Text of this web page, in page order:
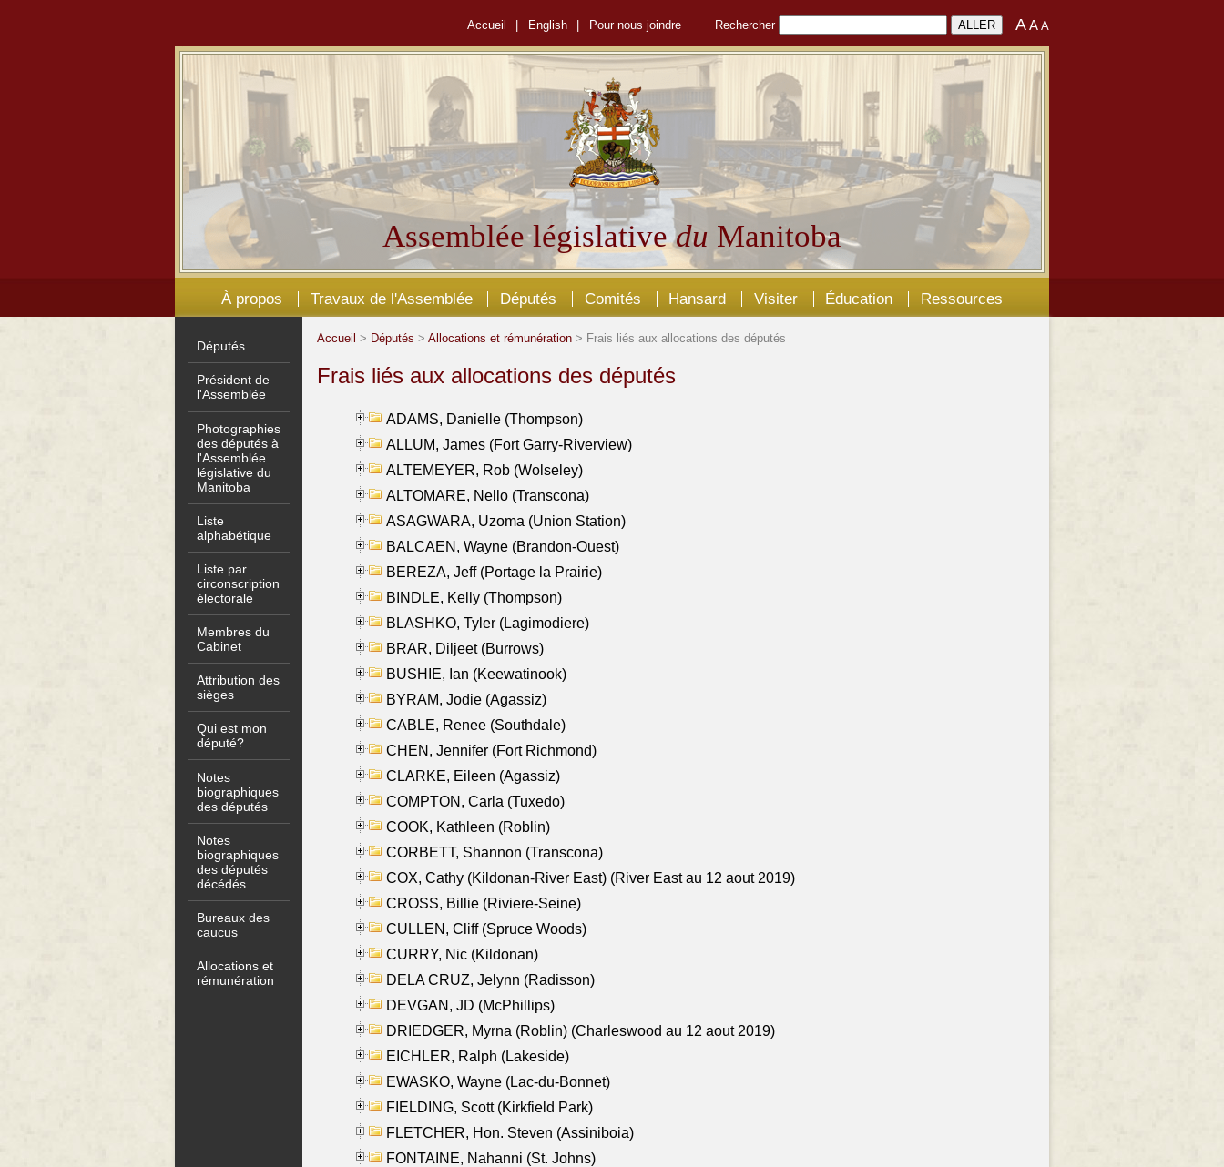
Accueil English Pour nous joindre Rechercher AA A
Assemblée législativedu Manitoba
À propos Travaux de l'Assemblée Députés Comités Hansard Visiter Éducation Ressources
Députés
Président de
l'Assemblée
Photographies
des députés à
l'Assemblée
législative du
Manitoba
Liste
alphabétique
Liste par
circonscription
électorale
Membres du
Cabinet
Attribution des
sièges
Qui est mon
député?
Notes
biographiques
des députés
Notes
biographiques
des députés
décédés
Bureaux des
caucus
Allocations et
rémunération
Accueil > Députés > Allocations et rémunération > Frais liés aux allocations des députés
Frais liés aux allocations des députés
ADAMS, Danielle (Thompson)
ALLUM, James (Fort Garry-Riverview)
ALTEMEYER, Rob (Wolseley)
ALTOMARE, Nello (Transcona)
ASAGWARA, Uzoma (Union Station)
BALCAEN, Wayne (Brandon-Ouest)
BEREZA, Jeff (Portage la Prairie)
BINDLE, Kelly (Thompson)
BLASHKO, Tyler (Lagimodiere)
BRAR, Diljeet (Burrows)
BUSHIE, Ian (Keewatinook)
BYRAM, Jodie (Agassiz)
CABLE, Renee (Southdale)
CHEN, Jennifer (Fort Richmond)
CLARKE, Eileen (Agassiz)
COMPTON, Carla (Tuxedo)
COOK, Kathleen (Roblin)
CORBETT, Shannon (Transcona)
COX, Cathy (Kildonan-River East) (River East au 12 aout 2019)
CROSS, Billie (Riviere-Seine)
CULLEN, Cliff (Spruce Woods)
CURRY, Nic (Kildonan)
DELA CRUZ, Jelynn (Radisson)
DEVGAN, JD (McPhillips)
DRIEDGER, Myrna (Roblin) (Charleswood au 12 aout 2019)
EICHLER, Ralph (Lakeside)
EWASKO, Wayne (Lac-du-Bonnet)
FIELDING, Scott (Kirkfield Park)
FLETCHER, Hon. Steven (Assiniboia)
FONTAINE, Nahanni (St. Johns)